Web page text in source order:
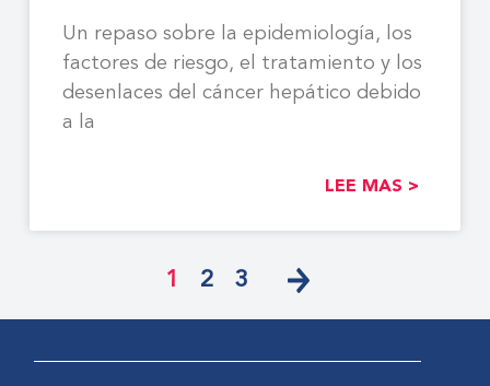
Un repaso sobre la epidemiología, los
factores de riesgo, el tratamiento y los
desenlaces del cáncer hepático debido
a la
LEE MAS >
1 2 3